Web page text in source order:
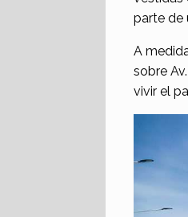
parte de
A
sobre
vivir el